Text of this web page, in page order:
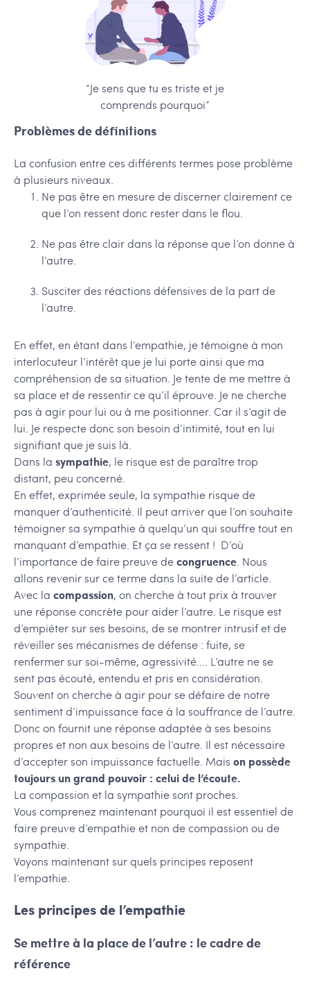
“Je sens que tu es triste et je
comprends pourquoi”
Problèmes de définitions
La confusion entre ces différents termes pose problème
à plusieurs niveaux.
Ne pas être en mesure de discerner clairement ce
que l’on ressent donc rester dans le flou.
Ne pas être clair dans la réponse que l’on donne à
l’autre.
Susciter des réactions défensives de la part de
l’autre.
En effet, en étant dans l’empathie, je témoigne à mon
interlocuteur l’intérêt que je lui porte ainsi que ma
compréhension de sa situation. Je tente de me mettre à
sa place et de ressentir ce qu’il éprouve. Je ne cherche
pas à agir pour lui ou à me positionner. Car il s’agit de
lui. Je respecte donc son besoin d’intimité, tout en lui
signifiant que je suis là.
Dans la sympathie, le risque est de paraître trop
distant, peu concerné.
En effet, exprimée seule, la sympathie risque de
manquer d’authenticité. Il peut arriver que l’on souhaite
témoigner sa sympathie à quelqu’un qui souffre tout en
manquant d’empathie. Et ça se ressent ! D’où
l’importance de faire preuve decongruence. Nous
allons revenir sur ce terme dans la suite de l’article.
Avec la compassion, on cherche à tout prix à trouver
une réponse concrète pour aider l’autre. Le risque est
d’empiéter sur ses besoins, de se montrer intrusif et de
réveiller ses mécanismes de défense : fuite, se
renfermer sur soi-même, agressivité…. L’autre ne se
sent pas écouté, entendu et pris en considération.
Souvent on cherche à agir pour se défaire de notre
sentiment d’impuissance face à la souffrance de l’autre.
Donc on fournit une réponse adaptée à ses besoins
propres et non aux besoins de l’autre. Il est nécessaire
d’accepter son impuissance factuelle. Mais on possède
toujours un grand pouvoir : celui de l’écoute.
La compassion et la sympathie sont proches.
Vous comprenez maintenant pourquoi il est essentiel de
faire preuve d’empathie et non de compassion ou de
sympathie.
Voyons maintenant sur quels principes reposent
l’empathie.
Les principes de l’empathie
Se mettre à la place de l’autre : le cadre de
référence